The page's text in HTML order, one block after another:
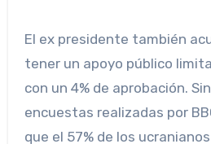
El ex presidente también
tener un apoyo público
con un 4% de aprobación.
encuestas realizadas por
que el 57% de los